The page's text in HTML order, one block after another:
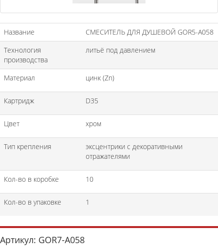
Название
СМЕСИТЕЛЬ ДЛЯ ДУШЕВОЙ GOR5-A058
Технология
производства
литьё под давлением
Материал цинк (Zn)
Картридж D35
Цвет хром
Тип крепления
эксцентрики с декоративными
отражателями
Кол-во в коробке 10
Кол-во в упаковке 1
Артикул: GOR7-A058